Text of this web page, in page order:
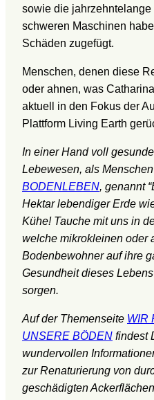
sowie die
schweren Maschinen
Schäden zugefügt.
Menschen, denen diese
oder ahnen, was
aktuell in den Fokus der
Plattform Living Earth
In einer Hand voll
Lebewesen, als
BODENLEBEN, genannt
Hektar lebendiger Erde
Kühe! Tauche mit uns in
welche mikrokleinen oder
Bodenbewohner auf ihre
Gesundheit dieses
sorgen.
Auf der Themenseite WIR
UNSERE BÖDEN findest
wundervollen
zur Renaturierung von
geschädigten